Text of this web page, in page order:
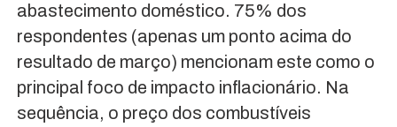
abastecimento doméstico. 75% dos
respondentes (apenas um ponto acima do
resultado de março) mencionam este como o
principal foco de impacto inflacionário. Na
sequência, o preço dos combustíveis